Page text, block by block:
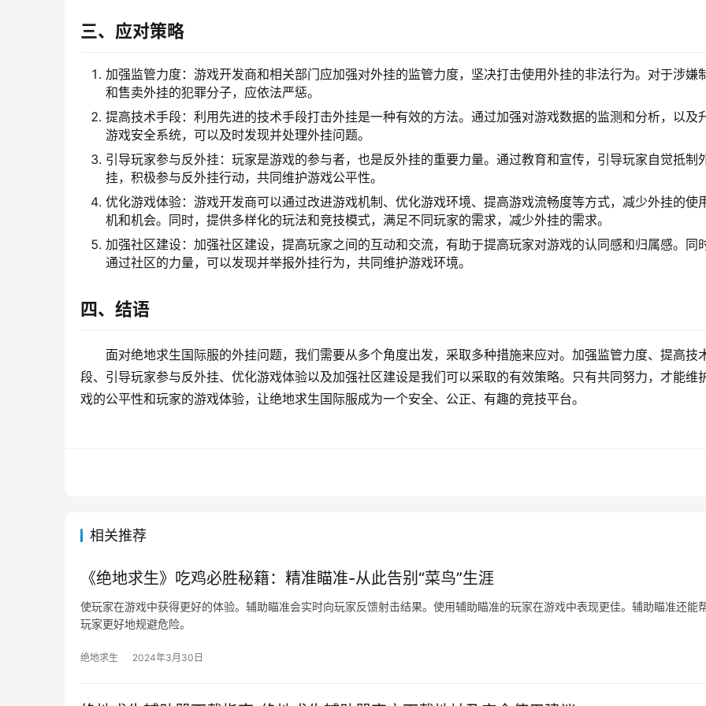
三、应对策略
加强监管力度：游戏开发商和相关部门应加强对外挂的监管力度，坚决打击使用外挂的非法行为。对于涉嫌
和售卖外挂的犯罪分子，应依法严惩。
提高技术手段：利用先进的技术手段打击外挂是一种有效的方法。通过加强对游戏数据的监测和分析，以及
游戏安全系统，可以及时发现并处理外挂问题。
引导玩家参与反外挂：玩家是游戏的参与者，也是反外挂的重要力量。通过教育和宣传，引导玩家自觉抵制
挂，积极参与反外挂行动，共同维护游戏公平性。
优化游戏体验：游戏开发商可以通过改进游戏机制、优化游戏环境、提高游戏流畅度等方式，减少外挂的使
机和机会。同时，提供多样化的玩法和竞技模式，满足不同玩家的需求，减少外挂的需求。
加强社区建设：加强社区建设，提高玩家之间的互动和交流，有助于提高玩家对游戏的认同感和归属感。同时
通过社区的力量，可以发现并举报外挂行为，共同维护游戏环境。
四、结语
面对绝地求生国际服的外挂问题，我们需要从多个角度出发，采取多种措施来应对。加强监管力度、提高技
段、引导玩家参与反外挂、优化游戏体验以及加强社区建设是我们可以采取的有效策略。只有共同努力，才能维
戏的公平性和玩家的游戏体验，让绝地求生国际服成为一个安全、公正、有趣的竞技平台。
相关推荐
《绝地求生》吃鸡必胜秘籍：精准瞄准-从此告别“菜鸟”生涯
使玩家在游戏中获得更好的体验。辅助瞄准会实时向玩家反馈射击结果。使用辅助瞄准的玩家在游戏中表现更佳。辅助瞄准还能
玩家更好地规避危险。
绝地求生 2024年3月30日